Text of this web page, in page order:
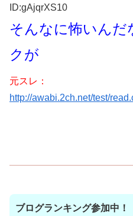
ID:gAjqrXS10
そんなに怖いんだ
クが
元スレ：
http://awabi.2ch.net/test/
ブログランキング参加中！